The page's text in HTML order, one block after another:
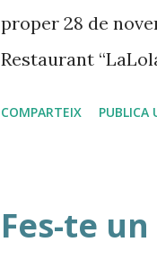
proper 28 de
Restaurant
altres. Les
COMPARTEIX PUBLICA
Fes-te